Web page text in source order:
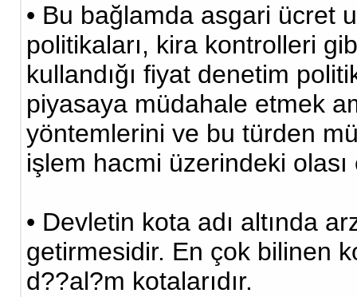
• Bu bağlamda asgari ücret
politikaları, kira kontrolleri
kullandığı fiyat denetim
piyasaya müdahale etmek
yöntemlerini ve bu türden
işlem hacmi üzerindeki
• Devletin kota adı altında
getirmesidir. En çok bilinen
d??al?m kotalarıdır.